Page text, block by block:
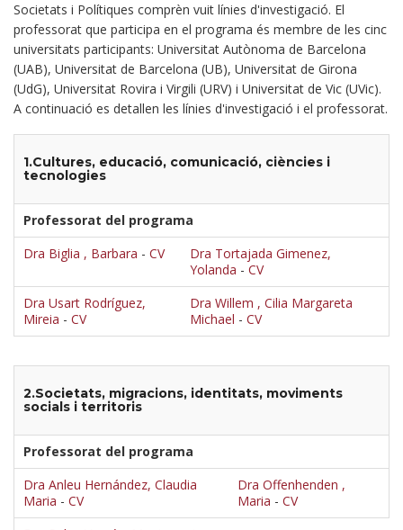
Societats i Polítiques comprèn vuit línies d'investigació. El
professorat que participa en el programa és membre de les cinc
universitats participants: Universitat Autònoma de Barcelona
(UAB), Universitat de Barcelona (UB), Universitat de Girona
(UdG), Universitat Rovira i Virgili (URV) i Universitat de Vic (UVic).
A continuació es detallen les línies d'investigació i el professorat.
1.Cultures, educació, comunicació, ciències i
tecnologies
Professorat del programa
Dra Biglia , Barbara - CV
Dra Tortajada Gimenez,
Yolanda - CV
Dra Usart Rodríguez,
Mireia - CV
Dra Willem , Cilia Margareta
Michael - CV
2.Societats, migracions, identitats, moviments
socials i territoris
Professorat del programa
Dra Anleu Hernández, Claudia
Maria - CV
Dra Offenhenden ,
Maria - CV